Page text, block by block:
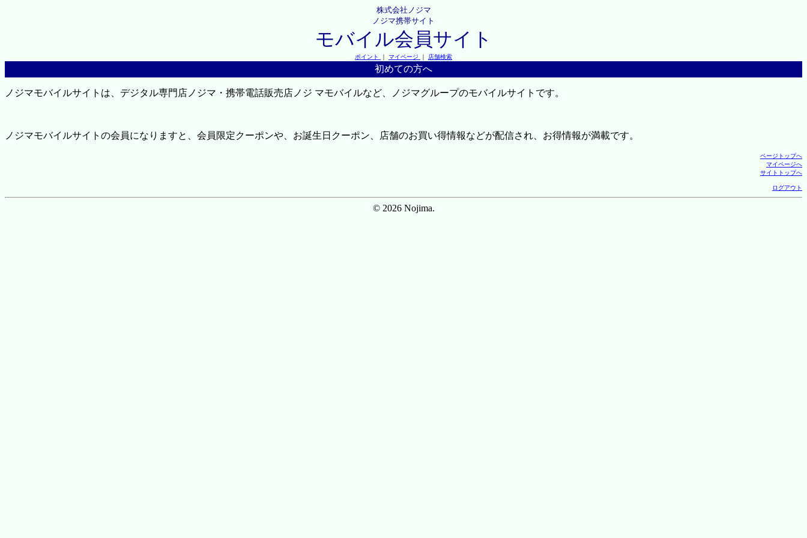
株式会社ノジマ
ノジマ携帯サイト
モバイル会員サイト
ポイント ｜ マイページ ｜ 店舗検索
初めての方へ
ノジマモバイルサイトは、デジタル専門店ノジマ・携帯電話販売店ノジ マモバイルなど、ノジマグループのモバイルサイトです。
ノジマモバイルサイトの会員になりますと、会員限定クーポンや、お誕生日クーポン、店舗のお買い得情報などが配信され、お得情報が満載です。
ページトップへ
マイページへ
サイトトップへ
ログアウト
© 2026 Nojima.